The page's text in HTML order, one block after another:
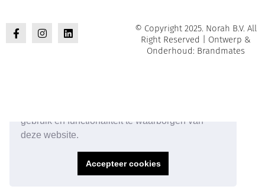
gebruik en functionaliteit te waarborgen van
deze website.
Accepteer cookies
© Copyright 2025. Norah B.V. All
Right Reserved | Ontwerp &
Onderhoud: Brandmates